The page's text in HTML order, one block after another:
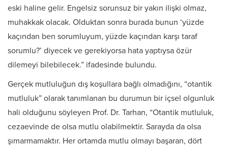
eski haline gelir. Engelsiz sorunsuz bir yakın ilişki olmaz,
muhakkak olacak. Olduktan sonra burada bunun ‘yüzde
kaçından ben sorumluyum, yüzde kaçından karşı taraf
sorumlu?’ diyecek ve gerekiyorsa hata yaptıysa özür
dilemeyi bilebilecek.” ifadesinde bulundu.
Gerçek mutluluğun dış koşullara bağlı olmadığını, “otantik
mutluluk” olarak tanımlanan bu durumun bir içsel olgunluk
hali olduğunu söyleyen Prof. Dr. Tarhan, “Otantik mutluluk,
cezaevinde de olsa mutlu olabilmektir. Sarayda da olsa
şımarmamaktır. Her ortamda mutlu olmayı başaran, dört